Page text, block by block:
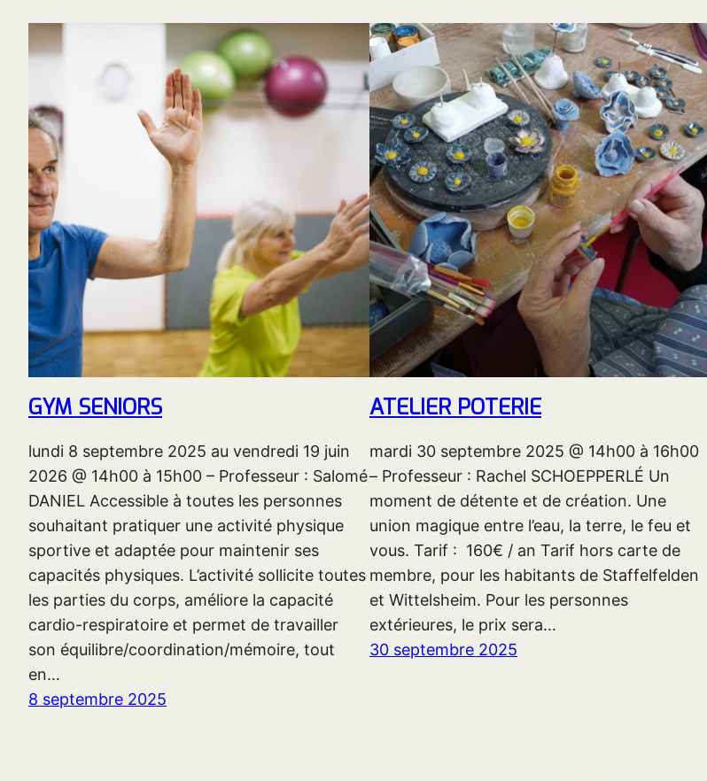
GYM SENIORS
lundi 8 septembre 2025 au vendredi 19 juin
2026 @ 14h00 à 15h00 – Professeur : Salomé
DANIEL Accessible à toutes les personnes
souhaitant pratiquer une activité physique
sportive et adaptée pour maintenir ses
capacités physiques. L’activité sollicite toutes
les parties du corps, améliore la capacité
cardio-respiratoire et permet de travailler
son équilibre/coordination/mémoire, tout
en…
8 septembre 2025
ATELIER POTERIE
mardi 30 septembre 2025 @ 14h00 à 16h00
– Professeur : Rachel SCHOEPPERLÉ Un
moment de détente et de création. Une
union magique entre l’eau, la terre, le feu et
vous. Tarif : 160€ / an Tarif hors carte de
membre, pour les habitants de Staffelfelden
et Wittelsheim. Pour les personnes
extérieures, le prix sera…
30 septembre 2025